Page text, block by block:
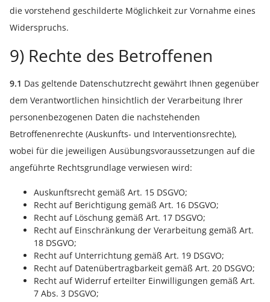
die vorstehend geschilderte Möglichkeit zur Vornahme eines
Widerspruchs.
9) Rechte des Betroffenen
9.1 Das geltende Datenschutzrecht gewährt Ihnen gegenüber
dem Verantwortlichen hinsichtlich der Verarbeitung Ihrer
personenbezogenen Daten die nachstehenden
Betroffenenrechte (Auskunfts- und Interventionsrechte),
wobei für die jeweiligen Ausübungsvoraussetzungen auf die
angeführte Rechtsgrundlage verwiesen wird:
Auskunftsrecht gemäß Art. 15 DSGVO;
Recht auf Berichtigung gemäß Art. 16 DSGVO;
Recht auf Löschung gemäß Art. 17 DSGVO;
Recht auf Einschränkung der Verarbeitung gemäß Art.
18 DSGVO;
Recht auf Unterrichtung gemäß Art. 19 DSGVO;
Recht auf Datenübertragbarkeit gemäß Art. 20 DSGVO;
Recht auf Widerruf erteilter Einwilligungen gemäß Art.
7 Abs. 3 DSGVO;